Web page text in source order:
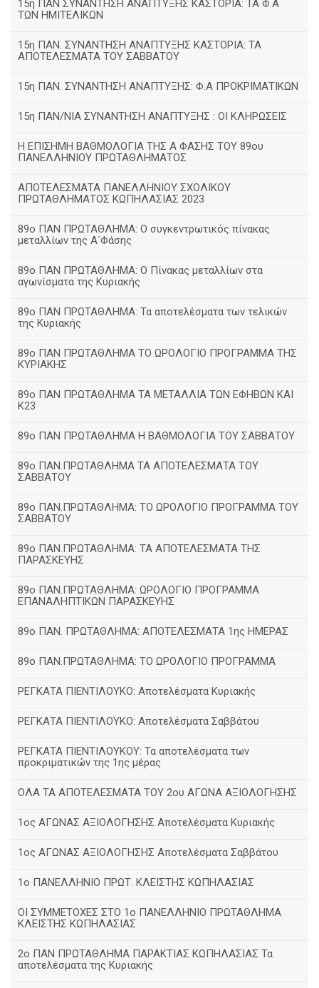
15η ΠΑΝ ΣΥΝΑΝΤΗΣΗ ΑΝΑΠΤΥΞΗΣ ΚΑΣΤΟΡΙΑ: ΤΑ Φ.Α
ΤΩΝ ΗΜΙΤΕΛΙΚΩΝ
15η ΠΑΝ. ΣΥΝΑΝΤΗΣΗ ΑΝΑΠΤΥΞΗΣ ΚΑΣΤΟΡΙΑ: ΤΑ
ΑΠΟΤΕΛΕΣΜΑΤΑ ΤΟΥ ΣΑΒΒΑΤΟΥ
15η ΠΑΝ. ΣΥΝΑΝΤΗΣΗ ΑΝΑΠΤΥΞΗΣ: Φ.Α ΠΡΟΚΡΙΜΑΤΙΚΩΝ
15η ΠΑΝ/ΝΙΑ ΣΥΝΑΝΤΗΣΗ ΑΝΑΠΤΥΞΗΣ : ΟΙ ΚΛΗΡΩΣΕΙΣ
Η ΕΠΙΣΗΜΗ ΒΑΘΜΟΛΟΓΙΑ ΤΗΣ Α ΦΑΣΗΣ ΤΟΥ 89ου
ΠΑΝΕΛΛΗΝΙΟΥ ΠΡΩΤΑΘΛΗΜΑΤΟΣ
ΑΠΟΤΕΛΕΣΜΑΤΑ ΠΑΝΕΛΛΗΝΙΟΥ ΣΧΟΛΙΚΟΥ
ΠΡΩΤΑΘΛΗΜΑΤΟΣ ΚΩΠΗΛΑΣΙΑΣ 2023
89ο ΠΑΝ ΠΡΩΤΑΘΛΗΜΑ: Ο συγκεντρωτικός πίνακας
μεταλλίων της Α΄Φάσης
89ο ΠΑΝ ΠΡΩΤΑΘΛΗΜΑ: Ο Πίνακας μεταλλίων στα
αγωνίσματα της Κυριακής
89ο ΠΑΝ ΠΡΩΤΑΘΛΗΜΑ: Τα αποτελέσματα των τελικών
της Κυριακής
89ο ΠΑΝ ΠΡΩΤΑΘΛΗΜΑ ΤΟ ΩΡΟΛΟΓΙΟ ΠΡΟΓΡΑΜΜΑ ΤΗΣ
ΚΥΡΙΑΚΗΣ
89ο ΠΑΝ ΠΡΩΤΑΘΛΗΜΑ ΤΑ ΜΕΤΑΛΛΙΑ ΤΩΝ ΕΦΗΒΩΝ ΚΑΙ
Κ23
89ο ΠΑΝ ΠΡΩΤΑΘΛΗΜΑ Η ΒΑΘΜΟΛΟΓΙΑ ΤΟΥ ΣΑΒΒΑΤΟΥ
89ο ΠΑΝ.ΠΡΩΤΑΘΛΗΜΑ ΤΑ ΑΠΟΤΕΛΕΣΜΑΤΑ ΤΟΥ
ΣΑΒΒΑΤΟΥ
89ο ΠΑΝ.ΠΡΩΤΑΘΛΗΜΑ: ΤΟ ΩΡΟΛΟΓΙΟ ΠΡΟΓΡΑΜΜΑ ΤΟΥ
ΣΑΒΒΑΤΟΥ
89ο ΠΑΝ.ΠΡΩΤΑΘΛΗΜΑ: ΤΑ ΑΠΟΤΕΛΕΣΜΑΤΑ ΤΗΣ
ΠΑΡΑΣΚΕΥΗΣ
89ο ΠΑΝ.ΠΡΩΤΑΘΛΗΜΑ: ΩΡΟΛΟΓΙΟ ΠΡΟΓΡΑΜΜΑ
ΕΠΑΝΑΛΗΠΤΙΚΩΝ ΠΑΡΑΣΚΕΥΗΣ
89ο ΠΑΝ. ΠΡΩΤΑΘΛΗΜΑ: ΑΠΟΤΕΛΕΣΜΑΤΑ 1ης ΗΜΕΡΑΣ
89ο ΠΑΝ.ΠΡΩΤΑΘΛΗΜΑ: ΤΟ ΩΡΟΛΟΓΙΟ ΠΡΟΓΡΑΜΜΑ
ΡΕΓΚΑΤΑ ΠΙΕΝΤΙΛΟΥΚΟ: Αποτελέσματα Κυριακής
ΡΕΓΚΑΤΑ ΠΙΕΝΤΙΛΟΥΚΟ: Αποτελέσματα Σαββάτου
ΡΕΓΚΑΤΑ ΠΙΕΝΤΙΛΟΥΚΟΥ: Τα αποτελέσματα των
προκριματικών της 1ης μέρας
ΟΛΑ ΤΑ ΑΠΟΤΕΛΕΣΜΑΤΑ ΤΟΥ 2ου ΑΓΩΝΑ ΑΞΙΟΛΟΓΗΣΗΣ
1ος ΑΓΩΝΑΣ ΑΞΙΟΛΟΓΗΣΗΣ Αποτελέσματα Κυριακής
1ος ΑΓΩΝΑΣ ΑΞΙΟΛΟΓΗΣΗΣ Αποτελέσματα Σαββάτου
1ο ΠΑΝΕΛΛΗΝΙΟ ΠΡΩΤ. ΚΛΕΙΣΤΗΣ ΚΩΠΗΛΑΣΙΑΣ
ΟΙ ΣΥΜΜΕΤΟΧΕΣ ΣΤΟ 1ο ΠΑΝΕΛΛΗΝΙΟ ΠΡΩΤΑΘΛΗΜΑ
ΚΛΕΙΣΤΗΣ ΚΩΠΗΛΑΣΙΑΣ
2ο ΠΑΝ ΠΡΩΤΑΘΛΗΜΑ ΠΑΡΑΚΤΙΑΣ ΚΩΠΗΛΑΣΙΑΣ Τα
αποτελέσματα της Κυριακής